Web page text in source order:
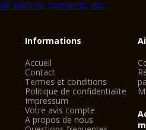
Informations
Accueil
Contact
Termes et conditions
Politique de confidentialite
Impressum
Votre avis compte
A propos de nous